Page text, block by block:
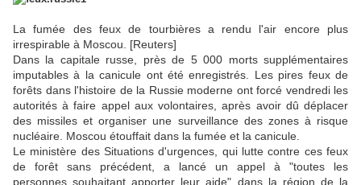
La fumée des feux de tourbières a rendu l'air encore plus
irrespirable à Moscou. [Reuters]
Dans la capitale russe, près de 5 000 morts supplémentaires
imputables à la canicule ont été enregistrés. Les pires feux de
forêts dans l'histoire de la Russie moderne ont forcé vendredi les
autorités à faire appel aux volontaires, après avoir dû déplacer
des missiles et organiser une surveillance des zones à risque
nucléaire. Moscou étouffait dans la fumée et la canicule.
Le ministère des Situations d'urgences, qui lutte contre ces feux
de forêt sans précédent, a lancé un appel à "toutes les
personnes souhaitant apporter leur aide" dans la région de la